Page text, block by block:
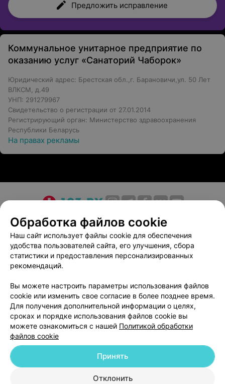
Предложить исправление
Коммунальное унитарное предприятие по
оказанию услуг «Санаторий Чаборок»
Юридический адрес: Брестская обл.,г. Барановичи,ул. 50 Лет
ВЛКСМ, д.49
УНП: 291279967
Свидетельство о регистрации от 27.01.2014
Регистрирующий орган: Министерство здравоохранения
Республики Беларусь
На правах рекламы
О проекте Новости проекта
Размещение рекламы
Медицинский маркетинг
Публичный договор
Пользовательское соглашение
Способы оплаты
Вакансии
Партнеры
Написать в поддержку
Персональные настройки cookie
Обработка персональных данных
ВЫ ВЛАДЕЛЕЦ?
Обработка файлов cookie
Наш сайт использует файлы cookie для обеспечения
удобства пользователей сайта, его улучшения, сбора
статистики и предоставления персонализированных
рекомендаций.
Вы можете настроить параметры использования файлов
cookie или изменить свое согласие в более позднее время.
Для получения дополнительной информации о целях,
сроках и порядке использования файлов cookie вы
можете ознакомиться с нашей Политикой обработки
файлов cookie
Отклонить
Принять